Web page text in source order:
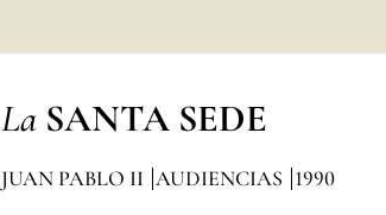
La SANTA SEDE
JUAN PABLO II AUDIENCIAS 1990